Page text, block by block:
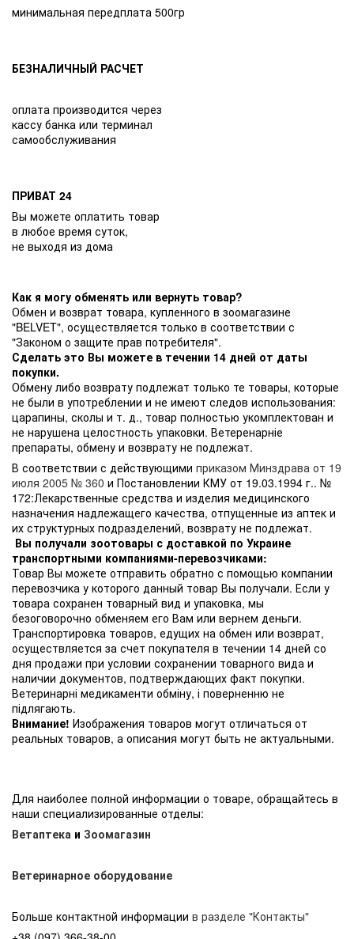
минимальная передплата 500гр
БЕЗНАЛИЧНЫЙ РАСЧЕТ
оплата производится через
кассу банка или терминал
самообслуживания
ПРИВАТ 24
Вы можете оплатить товар
в любое время суток,
не выходя из дома
Как я могу обменять или вернуть товар?
Обмен и возврат товара, купленного в зоомагазине
"BELVET", осуществляется только в соответствии с
"Законом о защите прав потребителя".
Сделать это Вы можете в течении 14 дней от даты
покупки.
Обмену либо возврату подлежат только те товары, которые
не были в употреблении и не имеют следов использования:
царапины, сколы и т. д., товар полностью укомплектован и
не нарушена целостность упаковки. Ветеренарніе
препараты, обмену и возврату не подлежат.
В соответствии с действующими приказом Минздрава от 19
июля 2005 № 360 и Постановлении КМУ от 19.03.1994 г.. №
172:Лекарственные средства и изделия медицинского
назначения надлежащего качества, отпущенные из аптек и
их структурных подразделений, возврату не подлежат.
Вы получали зоотовары с доставкой по Украине
транспортными компаниями-перевозчиками:
Товар Вы можете отправить обратно с помощью компании
перевозчика у которого данный товар Вы получали. Если у
товара сохранен товарный вид и упаковка, мы
безоговорочно обменяем его Вам или вернем деньги.
Транспортировка товаров, едущих на обмен или возврат,
осуществляется за счет покупателя в течении 14 дней со
дня продажи при условии сохранении товарного вида и
наличии документов, подтверждающих факт покупки.
Ветеринарні медикаменти обміну, і поверненню не
підлягають.
Внимание! Изображения товаров могут отличаться от
реальных товаров, а описания могут быть не актуальными.
Для наиболее полной информации о товаре, обращайтесь в
наши специализированные отделы:
Ветаптека и Зоомагазин
Ветеринарное оборудование
Больше контактной информации в разделе "Контакты"